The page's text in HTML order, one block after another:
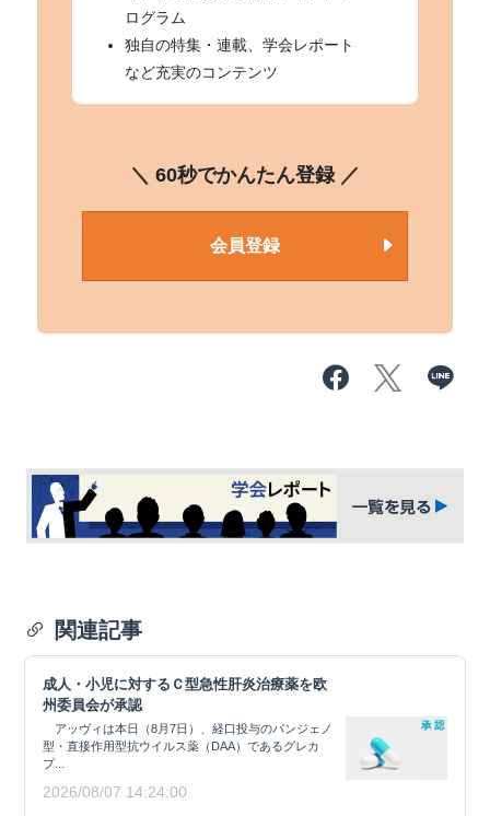
ログラム
独自の特集・連載、学会レポート
など充実のコンテンツ
＼ 60秒でかんたん登録 ／
会員登録
関連記事
成人・小児に対するＣ型急性肝炎治療薬を欧
州委員会が承認
アッヴィは本日（8月7日）、経口投与のパンジェノ
型・直接作用型抗ウイルス薬（DAA）であるグレカ
プ...
2026/08/07 14:24:00